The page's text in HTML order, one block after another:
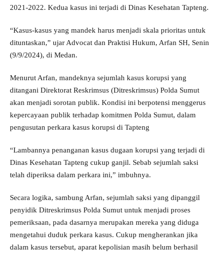
2021-2022. Kedua kasus ini terjadi di Dinas Kesehatan Tapteng.
“Kasus-kasus yang mandek harus menjadi skala prioritas untuk
dituntaskan,” ujar Advocat dan Praktisi Hukum, Arfan SH, Senin
(9/9/2024), di Medan.
Menurut Arfan, mandeknya sejumlah kasus korupsi yang
ditangani Direktorat Reskrimsus (Ditreskrimsus) Polda Sumut
akan menjadi sorotan publik. Kondisi ini berpotensi menggerus
kepercayaan publik terhadap komitmen Polda Sumut, dalam
pengusutan perkara kasus korupsi di Tapteng
“Lambannya penanganan kasus dugaan korupsi yang terjadi di
Dinas Kesehatan Tapteng cukup ganjil. Sebab sejumlah saksi
telah diperiksa dalam perkara ini,” imbuhnya.
Secara logika, sambung Arfan, sejumlah saksi yang dipanggil
penyidik Ditreskrimsus Polda Sumut untuk menjadi proses
pemeriksaan, pada dasarnya merupakan mereka yang diduga
mengetahui duduk perkara kasus. Cukup mengherankan jika
dalam kasus tersebut, aparat kepolisian masih belum berhasil